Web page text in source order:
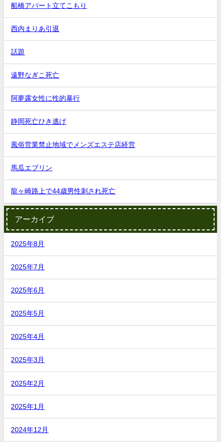
船橋アパート立てこもり
西内まりあ引退
話題
遠野なぎこ死亡
阿夢露女性に性的暴行
静岡死亡ひき逃げ
風俗営業禁止地域でメンズエステ店経営
馬瓜エブリン
龍ヶ崎路上で44歳男性刺され死亡
アーカイブ
2025年8月
2025年7月
2025年6月
2025年5月
2025年4月
2025年3月
2025年2月
2025年1月
2024年12月